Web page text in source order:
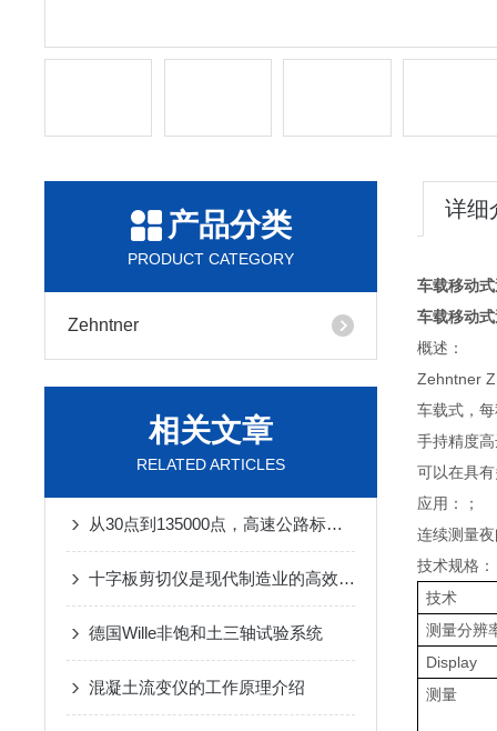
产品分类
PRODUCT CATEGORY
Zehntner
相关文章
RELATED ARTICLES
从30点到135000点，高速公路标线光亮度的高采样保障
十字板剪切仪是现代制造业的高效切割工具
德国Wille非饱和土三轴试验系统
混凝土流变仪的工作原理介绍
详细
车载移动
车载移动
概述：
Zehntner
车载式，
手持精度
可以在具
应用：；
连续测量
技术规格：
技术
测量分辨
Display
测量